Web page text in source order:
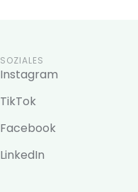
SOZIALES
Instagram
TikTok
Facebook
LinkedIn